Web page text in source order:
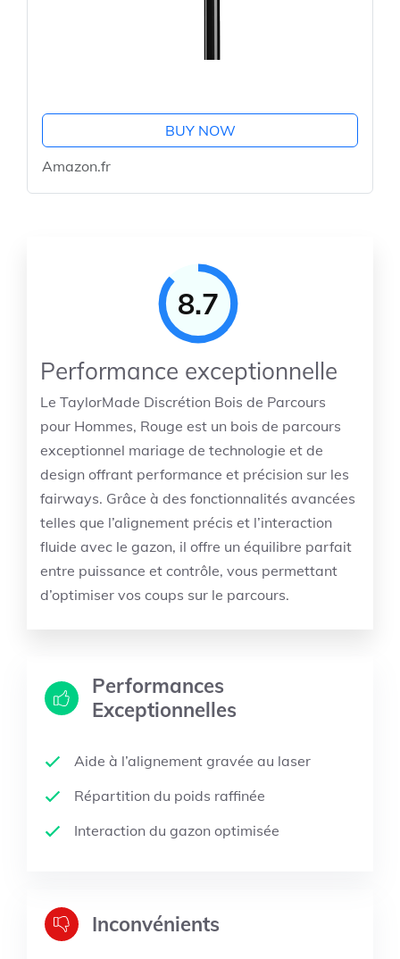
BUY NOW
Amazon.fr
8.7
Performance exceptionnelle
Le TaylorMade Discrétion Bois de Parcours
pour Hommes, Rouge est un bois de parcours
exceptionnel mariage de technologie et de
design offrant performance et précision sur les
fairways. Grâce à des fonctionnalités avancées
telles que l’alignement précis et l’interaction
fluide avec le gazon, il offre un équilibre parfait
entre puissance et contrôle, vous permettant
d’optimiser vos coups sur le parcours.
Performances
Exceptionnelles
Aide à l’alignement gravée au laser
Répartition du poids raffinée
Interaction du gazon optimisée
Inconvénients